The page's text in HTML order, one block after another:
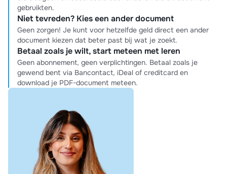
gebruikten.
Niet tevreden? Kies een ander document
Geen zorgen! Je kunt voor hetzelfde geld direct een ander
document kiezen dat beter past bij wat je zoekt.
Betaal zoals je wilt, start meteen met leren
Geen abonnement, geen verplichtingen. Betaal zoals je
gewend bent via Bancontact, iDeal of creditcard en
download je PDF-document meteen.